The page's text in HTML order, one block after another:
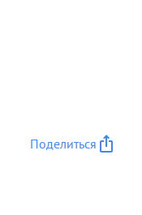
Поделиться